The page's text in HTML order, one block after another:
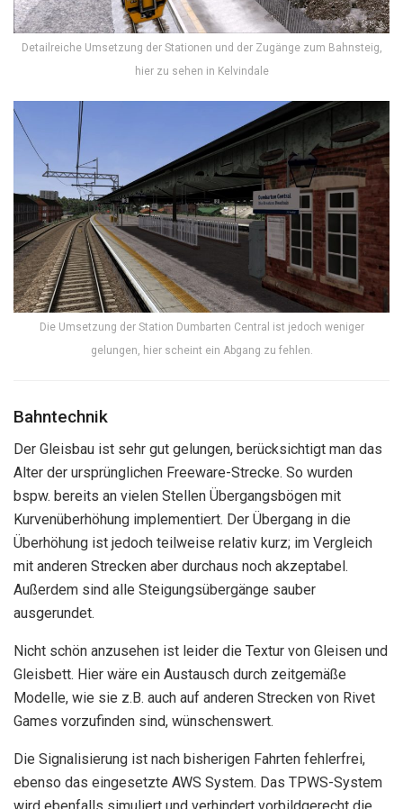
Detailreiche Umsetzung der Stationen und der Zugänge zum Bahnsteig,
hier zu sehen in Kelvindale
Die Umsetzung der Station Dumbarten Central ist jedoch weniger
gelungen, hier scheint ein Abgang zu fehlen.
Bahntechnik
Der Gleisbau ist sehr gut gelungen, berücksichtigt man das
Alter der ursprünglichen Freeware-Strecke. So wurden
bspw. bereits an vielen Stellen Übergangsbögen mit
Kurvenüberhöhung implementiert. Der Übergang in die
Überhöhung ist jedoch teilweise relativ kurz; im Vergleich
mit anderen Strecken aber durchaus noch akzeptabel.
Außerdem sind alle Steigungsübergänge sauber
ausgerundet.
Nicht schön anzusehen ist leider die Textur von Gleisen und
Gleisbett. Hier wäre ein Austausch durch zeitgemäße
Modelle, wie sie z.B. auch auf anderen Strecken von Rivet
Games vorzufinden sind, wünschenswert.
Die Signalisierung ist nach bisherigen Fahrten fehlerfrei,
ebenso das eingesetzte AWS System. Das TPWS-System